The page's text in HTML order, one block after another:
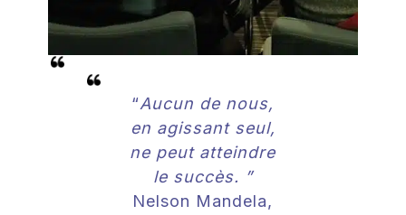
“Aucun de nous,
en agissant seul,
ne peut atteindre
le succès. ”
Nelson Mandela,